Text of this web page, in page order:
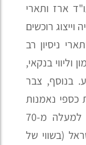
ארז ותארי
רוכשים
ניסיון רב
וליווי בנקאי,
בנוסף, צבר
כספי נאמנות
של רוכשים (ניהול נאמנויות בשווי של למעלה מ-70
(בשווי של